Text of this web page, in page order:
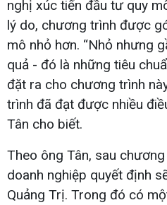
nghị xúc tiến đầu tư quy
lý do, chương trình được
mô nhỏ hơn. “Nhỏ nhưng
quả - đó là những tiêu
đặt ra cho chương trình
trình đã đạt được nhiều
Tân cho biết.
Theo ông Tân, sau
doanh nghiệp quyết định
Quảng Trị. Trong đó có